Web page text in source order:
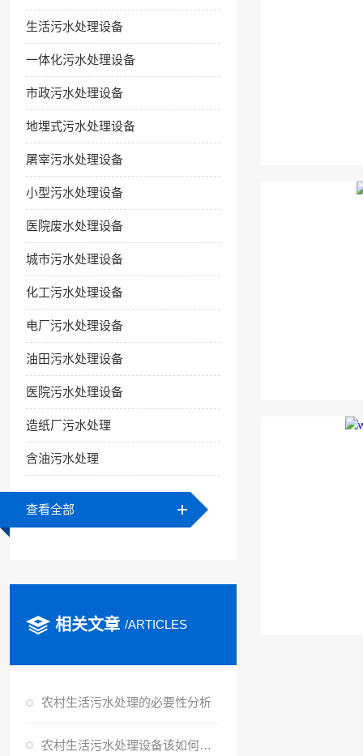
生活污水处理设备
一体化污水处理设备
市政污水处理设备
地埋式污水处理设备
屠宰污水处理设备
小型污水处理设备
医院废水处理设备
城市污水处理设备
化工污水处理设备
电厂污水处理设备
油田污水处理设备
医院污水处理设备
造纸厂污水处理
含油污水处理
查看全部
相关文章 /ARTICLES
农村生活污水处理的必要性分析
农村生活污水处理设备该如何选址？